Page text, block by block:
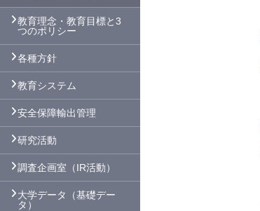
教育理念・教育目標と3
つのポリシー
各種方針
教育システム
安全保障輸出管理
研究活動
調査企画室（IR活動）
大学データ（基礎デー
タ）